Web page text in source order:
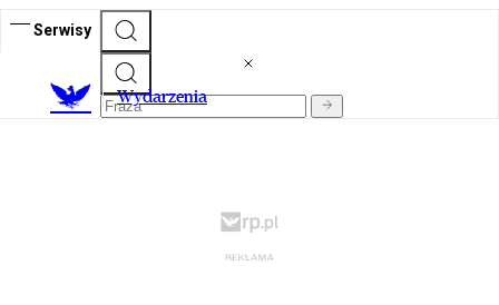
Serwisy
Wydarzenia